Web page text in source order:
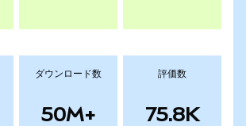
ダウンロード数
50M+
評価数
75.8K